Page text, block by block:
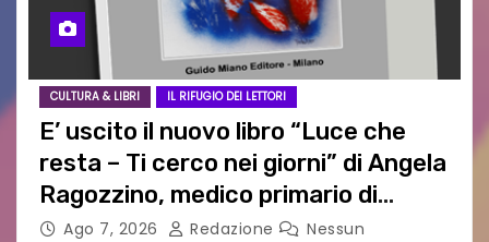
CULTURA & LIBRI IL RIFUGIO DEI LETTORI
E’ uscito il nuovo libro “Luce che
resta – Ti cerco nei giorni” di Angela
Ragozzino, medico primario di
Capua
Ago 7, 2026 Redazione
Nessun